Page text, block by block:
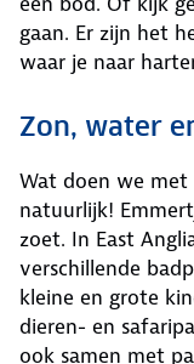
gaan. Er zijn het
waar je naar
Zon, water
Wat doen we met
natuurlijk!
zoet. In East
verschillende
kleine en grote
dieren- en
ook samen met